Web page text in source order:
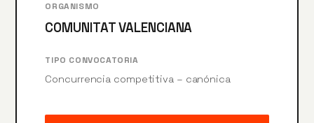
ORGANISMO
COMUNITAT VALENCIANA
TIPO CONVOCATORIA
Concurrencia competitiva – canónica